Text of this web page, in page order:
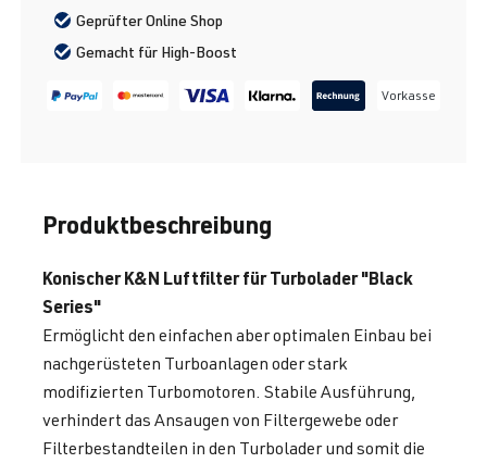
Geprüfter Online Shop
Gemacht für High-Boost
Vorkasse
Produktbeschreibung
Konischer K&N Luftfilter für Turbolader "Black
Series"
Ermöglicht den einfachen aber optimalen Einbau bei
nachgerüsteten Turboanlagen oder stark
modifizierten Turbomotoren. Stabile Ausführung,
verhindert das Ansaugen von Filtergewebe oder
Filterbestandteilen in den Turbolader und somit die